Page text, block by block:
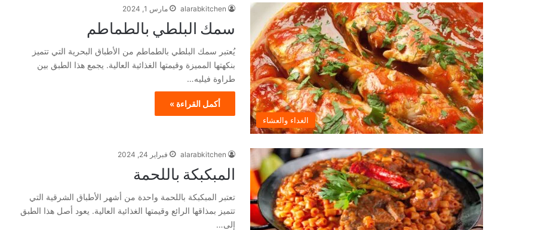
الغداء والعشاء
alarabkitchen مارس 1, 2024
سمك البلطي بالطماطم
يُعتبر سمك البلطي بالطماطم من الأطباق البحرية التي تتميز
بنكهتها المميزة وقيمتها الغذائية العالية. يجمع هذا الطبق بين
طراوة فيليه…
أكمل القراءة »
alarabkitchen فبراير 24, 2024
المبكبكة باللحمة
تعتبر المبكبكة باللحمة واحدة من أشهر الأطباق الشرقية التي
تتميز بمذاقها الرائع وقيمتها الغذائية العالية. يعود أصل هذا الطبق
إلى…